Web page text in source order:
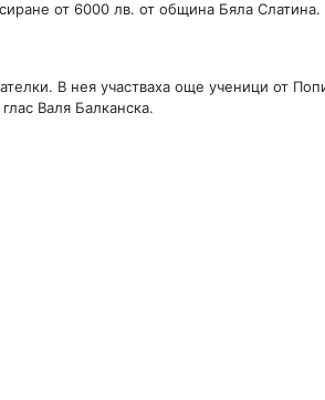
от 6000 лв. от община Бяла Слатина.
В нея участваха още ученици от
Валя Балканска.